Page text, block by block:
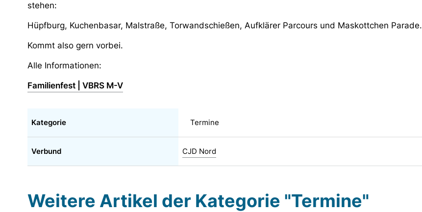
stehen:
Hüpfburg, Kuchenbasar, Malstraße, Torwandschießen, Aufklärer Parcours und Maskottchen Parade.
Kommt also gern vorbei.
Alle Informationen:
Familienfest | VBRS M-V
Kategorie Termine
Verbund CJD Nord
Weitere Artikel der Kategorie "Termine"